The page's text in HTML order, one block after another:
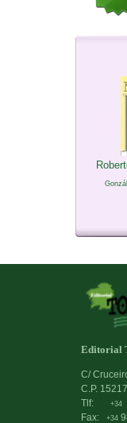
Editorial
C/
C.P.
Tlf:
+34
Fax:
+34